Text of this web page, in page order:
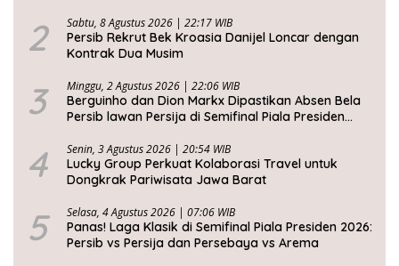
2 Sabtu, 8 Agustus 2026 | 22:17 WIB
Persib Rekrut Bek Kroasia Danijel Loncar dengan
Kontrak Dua Musim
3 Minggu, 2 Agustus 2026 | 22:06 WIB
Berguinho dan Dion Markx Dipastikan Absen Bela
Persib lawan Persija di Semifinal Piala Presiden
4 Senin, 3 Agustus 2026 | 20:54 WIB
Lucky Group Perkuat Kolaborasi Travel untuk
Dongkrak Pariwisata Jawa Barat
5 Selasa, 4 Agustus 2026 | 07:06 WIB
Panas! Laga Klasik di Semifinal Piala Presiden 2026:
Persib vs Persija dan Persebaya vs Arema